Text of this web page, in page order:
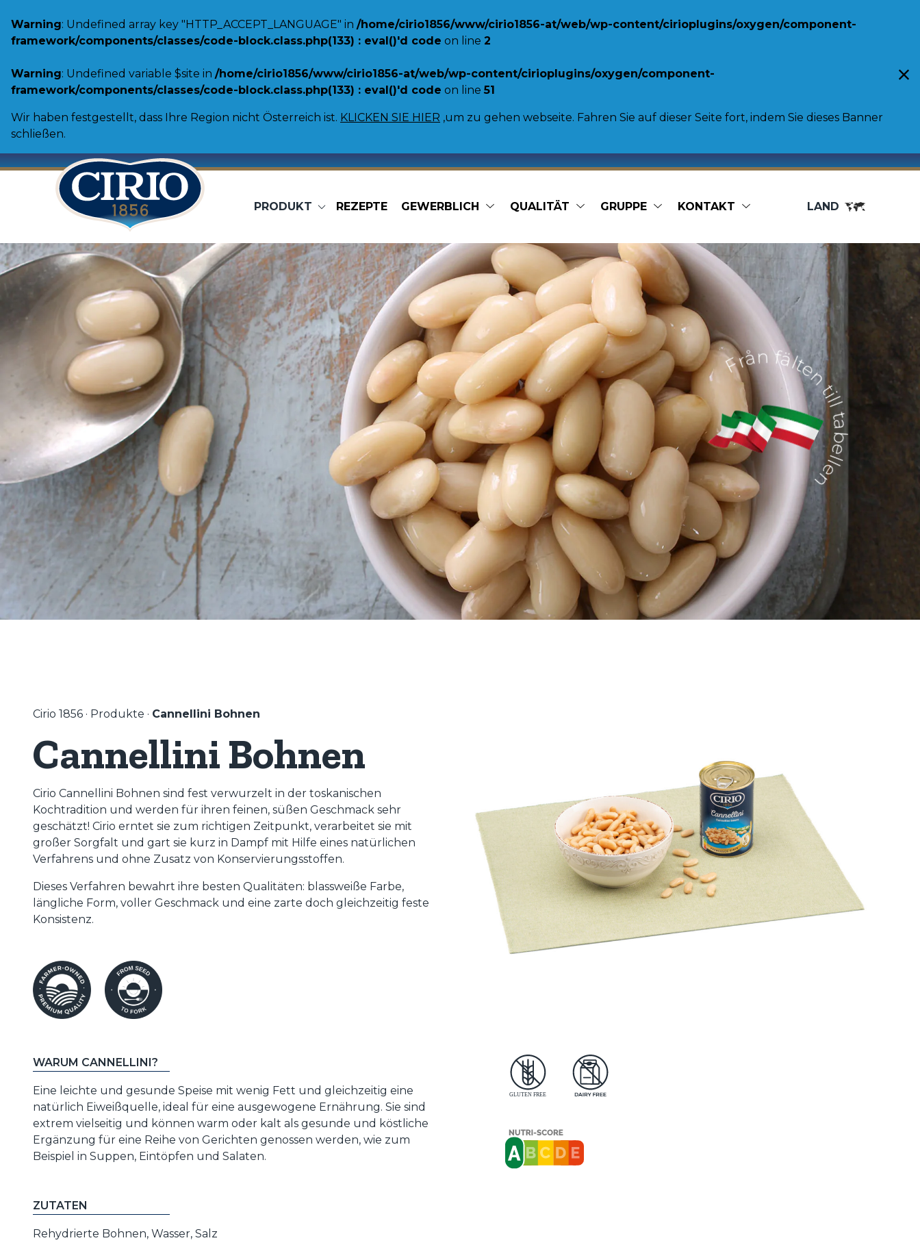
Warning: Undefined array key "HTTP_ACCEPT_LANGUAGE" in /home/cirio1856/www/cirio1856-at/web/wp-content/cirioplugins/oxygen/component-
framework/components/classes/code-block.class.php(133) : eval()'d code on line 2
Warning: Undefined variable $site in /home/cirio1856/www/cirio1856-at/web/wp-content/cirioplugins/oxygen/component-
framework/components/classes/code-block.class.php(133) : eval()'d code on line51
Wir haben festgestellt, dass Ihre Region nicht Österreich ist. KLICKEN SIE HIER ,um zu gehen webseite. Fahren Sie auf dieser Seite fort, indem Sie dieses Banner
schließen.
PRODUKT
Tomaten
Passierte Tomaten
Schältomaten
Tomatenstücke
Toskanische Reichweite
Grob passierte Tomaten
Tomatenmark
Datteltomaten
Tomatenfilets
Kirschtomaten
Gemüse
Cannellini Bohnen
Linsen
Kichererbsen
Borlotti Bohnen
Weiße Riesenbohnen
Rote Kidney Bohnen
Grüne Erbsen
Extrasüßer Mais
Marmeladen
Aprikosenmarmelade Extra
Blaubeermarmelade Extra
Erdbeermarmelade Extra
Pfirsichmarmelade Extra
Organisch
Food service
Bag in Box
Vegetables
REZEPTE GEWERBLICH QUALITÄT GRUPPE KONTAKT LAND
Från fälten till tabellen
Cirio 1856 · Produkte · Cannellini Bohnen
Cannellini Bohnen
Cirio Cannellini Bohnen sind fest verwurzelt in der toskanischen
Kochtradition und werden für ihren feinen, süßen Geschmack sehr
geschätzt! Cirio erntet sie zum richtigen Zeitpunkt, verarbeitet sie mit
großer Sorgfalt und gart sie kurz in Dampf mit Hilfe eines natürlichen
Verfahrens und ohne Zusatz von Konservierungsstoffen.
Dieses Verfahren bewahrt ihre besten Qualitäten: blassweiße Farbe,
längliche Form, voller Geschmack und eine zarte doch gleichzeitig feste
Konsistenz.
WARUM CANNELLINI?
Eine leichte und gesunde Speise mit wenig Fett und gleichzeitig eine
natürlich Eiweißquelle, ideal für eine ausgewogene Ernährung. Sie sind
extrem vielseitig und können warm oder kalt als gesunde und köstliche
Ergänzung für eine Reihe von Gerichten genossen werden, wie zum
Beispiel in Suppen, Eintöpfen und Salaten.
ZUTATEN
Rehydrierte Bohnen, Wasser, Salz